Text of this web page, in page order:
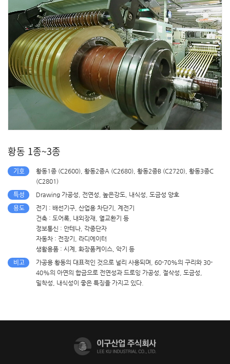
황동 1종~3종
기 호
황동1종 (C2600), 황동2종A (C2680), 황동2종B (C2720), 황동3종C
(C2801)
특 성 Drawing 가공성, 전연성, 높은강도, 내식성, 도금성 양호
용 도
전기 : 배선기구, 산업용 차단기, 계전기
건축 : 도어록, 내외장재, 열교환기 등
정보통신 : 안테나, 각종단자
자동차 : 전장기, 라디에이터
생활용품 : 시계, 화장품케이스, 악기 등
비 고
가공용 황동의 대표적인 것으로 널리 사용되며, 60-70%의 구리와 30-
40%의 아연의 합금으로 전연성과 드로잉 가공성, 절삭성, 도금성,
밀착성, 내식성이 좋은 특징을 가지고 있다.